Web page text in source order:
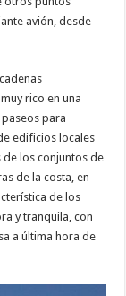
avión, desde
rico en una
para
edificios locales
de los conjuntos de
de la costa, en
de los
y tranquila, con
a última hora de